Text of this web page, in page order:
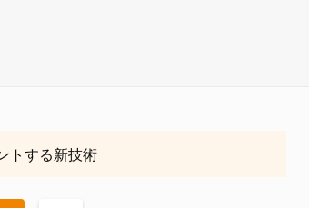
トする新技術